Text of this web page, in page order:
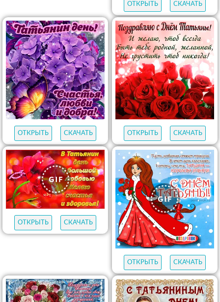
ОТКРЫТЬ СКАЧАТЬ
ОТКРЫТЬ СКАЧАТЬ ОТКРЫТЬ СКАЧАТЬ
ОТКРЫТЬ СКАЧАТЬ
ОТКРЫТЬ СКАЧАТЬ